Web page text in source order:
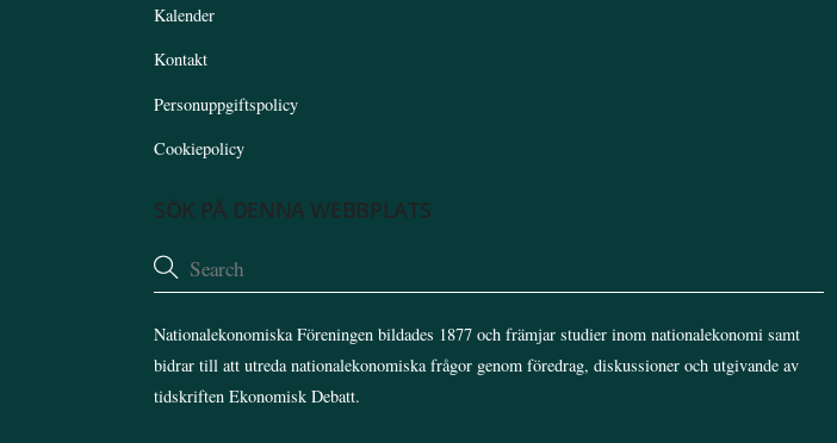
Kalender
Kontakt
Personuppgiftspolicy
Cookiepolicy
SÖK PÅ DENNA WEBBPLATS
Nationalekonomiska Föreningen bildades 1877 och främjar studier inom nationalekonomi samt
bidrar till att utreda nationalekonomiska frågor genom föredrag, diskussioner och utgivande av
tidskriften Ekonomisk Debatt.